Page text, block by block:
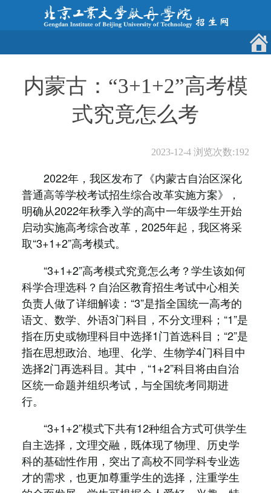
内蒙古：“3+1+2”高考模
式究竟怎么考
2023-12-4浏览次数:192
2022年，我区发布了《内蒙古自治区深化
普通高等学校考试招生综合改革实施方案》，
明确从2022年秋季入学的高中一年级学生开始
启动实施高考综合改革，2025年起，我区将采
取“3+1+2”高考模式。
“3+1+2”高考模式究竟怎么考？学生该如何
科学合理选科？自治区教育招生考试中心相关
负责人做了详细解读：“3”是指全国统一高考的
语文、数学、外语3门科目，不分文理科；“1”是
指在历史或物理科目中选择1门首选科目；“2”是
指在思想政治、地理、化学、生物学4门科目中
选择2门再选科目。其中，“1+2”科目将由自治
区统一命题并组织考试，与全国统考同期进
行。
“3+1+2”模式下共有12种组合方式可供学生
自主选择，文理交融，既体现了物理、历史学
科的基础性作用，突出了高校不同学科专业选
才的需求，也更加尊重学生的选择，注重学生